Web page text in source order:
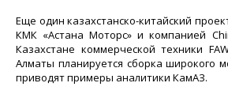
Еще один казахстанско-китайский
КМК «Астана Моторс» и компанией
Казахстане коммерческой техники
Алматы планируется сборка широкого
приводят примеры аналитики КамАЗ.